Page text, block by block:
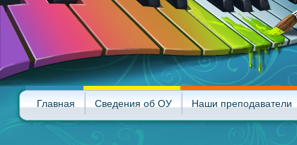
Главная Сведения об ОУ Наши преподаватели